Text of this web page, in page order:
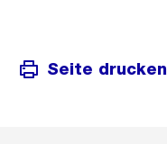
Seite drucken